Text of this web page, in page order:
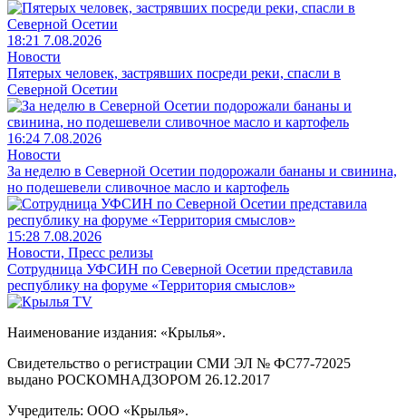
18:21 7.08.2026
Новости
Пятерых человек, застрявших посреди реки, спасли в
Северной Осетии
16:24 7.08.2026
Новости
За неделю в Северной Осетии подорожали бананы и свинина,
но подешевели сливочное масло и картофель
15:28 7.08.2026
Новости, Пресс релизы
Сотрудница УФСИН по Северной Осетии представила
республику на форуме «Территория смыслов»
Наименование издания: «Крылья».
Свидетельство о регистрации СМИ ЭЛ № ФС77-72025
выдано РОСКОМНАДЗОРОМ 26.12.2017
Учредитель: ООО «Крылья».